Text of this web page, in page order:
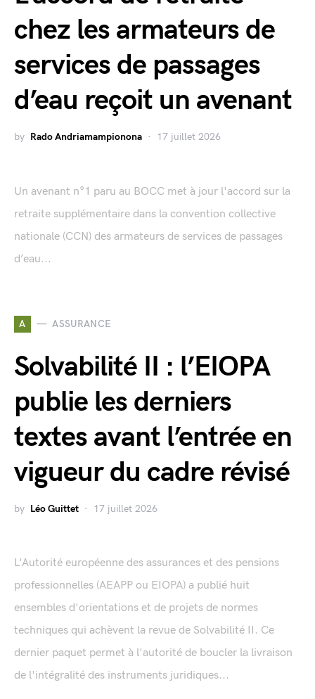
chez les armateurs de
services de passages
d’eau reçoit un avenant
by Rado Andriamampionona 17 juillet 2026
Un avenant n°1 paru au BOCC met à jour l'accord sur la
retraite supplémentaire dans la convention collective
nationale (CCN) des armateurs de services de passages
d’eau...
A ASSURANCE
Solvabilité II : l’EIOPA
publie les derniers
textes avant l’entrée en
vigueur du cadre révisé
by Léo Guittet 17 juillet 2026
L'Autorité européenne des assurances et des pensions
professionnelles (AEAPP ou EIOPA) a publié huit
ensembles d'orientations et de projets de normes
techniques qui achèvent la revue de Solvabilité II. Ce
dernier paquet permet à l'autorité de boucler la livraison
de l'intégralité des instruments juridiques...